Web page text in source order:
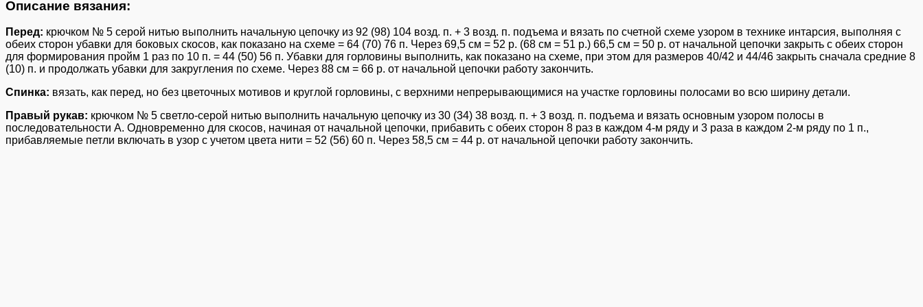
Описание вязания:
Перед: крючком № 5 серой нитью выполнить начальную цепочку из 92 (98) 104 возд. п. + 3 возд. п. подъема и вязать по счетной схеме узором в технике интарсия, выполняя с
обеих сторон убавки для боковых скосов, как показано на схеме = 64 (70) 76 п. Через 69,5 см = 52 р. (68 см = 51 р.) 66,5 см = 50 р. от начальной цепочки закрыть с обеих сторон
для формирования пройм 1 раз по 10 п. = 44 (50) 56 п. Убавки для горловины выполнить, как показано на схеме, при этом для размеров 40/42 и 44/46 закрыть сначала средние 8
(10) п. и продолжать убавки для закругления по схеме. Через 88 см = 66 р. от начальной цепочки работу закончить.
Спинка: вязать, как перед, но без цветочных мотивов и круглой горловины, с верхними непрерывающимися на участке горловины полосами во всю ширину детали.
Правый рукав: крючком № 5 светло-серой нитью выполнить начальную цепочку из 30 (34) 38 возд. п. + 3 возд. п. подъема и вязать основным узором полосы в
последовательности А. Одновременно для скосов, начиная от начальной цепочки, прибавить с обеих сторон 8 раз в каждом 4-м ряду и 3 раза в каждом 2-м ряду по 1 п.,
прибавляемые петли включать в узор с учетом цвета нити = 52 (56) 60 п. Через 58,5 см = 44 р. от начальной цепочки работу закончить.